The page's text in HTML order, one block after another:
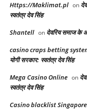
Https://Maklimat.pl on
स्वतंत्र देव सिंह
Shantell on देवरिय समाज के
casino craps betting
योगी सरकार: स्वतंत्र देव सिंह
Mega Casino Online on
स्वतंत्र देव सिंह
Casino blacklist Singapore